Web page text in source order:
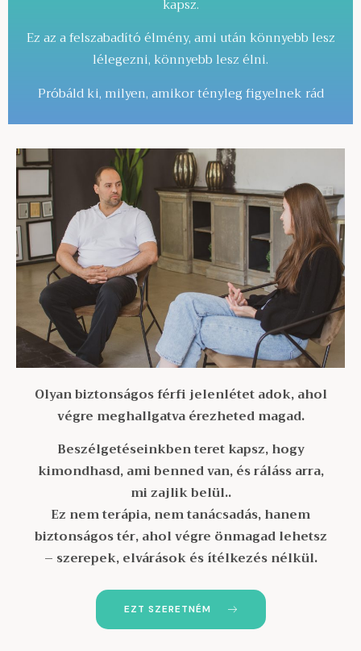
kapsz.
Ez az a felszabadító élmény, ami után könnyebb lesz
lélegezni, könnyebb lesz élni.
Próbáld ki, milyen, amikor tényleg figyelnek rád
Olyan biztonságos férfi jelenlétet adok, ahol
végre meghallgatva érezheted magad.
Beszélgetéseinkben teret kapsz, hogy
kimondhasd, ami benned van, és ráláss arra,
mi zajlik belül..
Ez nem terápia, nem tanácsadás, hanem
biztonságos tér, ahol végre önmagad lehetsz
– szerepek, elvárások és ítélkezés nélkül.
EZT SZERETNÉM